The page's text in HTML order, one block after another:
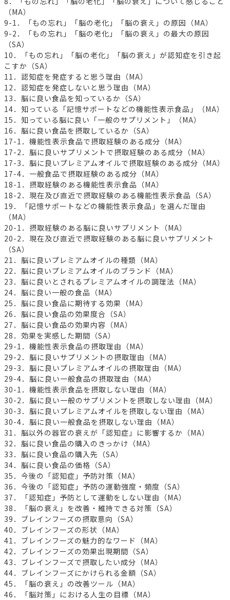
（MA）
9-1．「もの忘れ」「脳の老化」「脳の衰え」の原因（MA）
9-2．「もの忘れ」「脳の老化」「脳の衰え」の最大の原因
（SA）
10．「もの忘れ」「脳の老化」「脳の衰え」が認知症を引き起
こすか（SA）
11．認知症を発症すると思う理由（MA）
12．認知症を発症しないと思う理由（MA）
13．脳に良い食品を知っているか（SA）
14．知っている「記憶サポートなどの機能性表示食品」（MA）
15．知っている脳に良い「一般のサプリメント」（MA）
16．脳に良い食品を摂取しているか（SA）
17-1．機能性表示食品で摂取経験のある成分（MA）
17-2．脳に良いサプリメントで摂取経験のある成分（MA）
17-3．脳に良いプレミアムオイルで摂取経験のある成分（MA）
17-4．一般食品で摂取経験のある成分（MA）
18-1．摂取経験のある機能性表示食品（MA）
18-2．現在及び直近で摂取経験のある機能性表示食品（SA）
19．「記憶サポートなどの機能性表示食品」を選んだ理由
（MA）
20-1．摂取経験のある脳に良いサプリメント（MA）
20-2．現在及び直近で摂取経験のある脳に良いサプリメント
（SA）
21．脳に良いプレミアムオイルの種類（MA）
22．脳に良いプレミアムオイルのブランド（MA）
23．脳に良いとされるプレミアムオイルの調理法（MA）
24．脳に良い一般の食品（MA）
25．脳に良い食品に期待する効果（MA）
26．脳に良い食品の効果度合（SA）
27．脳に良い食品の効果内容（MA）
28．効果を実感した期間（SA）
29-1．機能性表示食品の摂取理由（MA）
29-2．脳に良いサプリメントの摂取理由（MA）
29-3．脳に良いプレミアムオイルの摂取理由（MA）
29-4．脳に良い一般食品の摂取理由（MA）
30-1．機能性表示食品を摂取しない理由（MA）
30-2．脳に良い一般のサプリメントを摂取しない理由（MA）
30-3．脳に良いプレミアムオイルを摂取しない理由（MA）
30-4．脳に良い一般食品を摂取しない理由（MA）
31．脳以外の器官の衰えが「認知症」に影響するか（MA）
32．脳に良い食品の購入のきっかけ（MA）
33．脳に良い食品の購入先（SA）
34．脳に良い食品の価格（SA）
35．今後の「認知症」予防対策（MA）
36．今後の「認知症」予防の運動強度・頻度（SA）
37．「認知症」予防として運動をしない理由（MA）
38．「脳の衰え」を改善・維持できる対策（SA）
39．ブレインフーズの摂取意向（SA）
40．ブレインフーズの形状（MA）
41．ブレインフーズの魅力的なワード（MA）
42．ブレインフーズの効果出現期間（SA）
43．ブレインフーズで摂取したい成分（MA）
44．ブレインフーズにかけられる金額（SA）
45．「脳の衰え」の改善ツール（MA）
46．「脳対策」における人生の目標（MA）